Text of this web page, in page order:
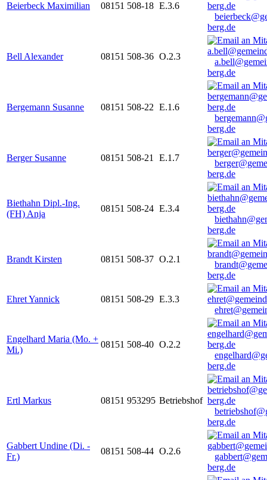
Beierbeck Maximilian 08151 508-18 E.3.6
berg.de
Bell Alexander 08151 508-36 O.2.3
berg.de
Bergemann Susanne 08151 508-22 E.1.6
berg.de
Berger Susanne 08151 508-21 E.1.7
berg.de
Biethahn Dipl.-Ing.
(FH) Anja
08151 508-24 E.3.4
berg.de
Brandt Kirsten 08151 508-37 O.2.1
berg.de
Ehret Yannick 08151 508-29 E.3.3
Engelhard Maria (Mo. +
Mi.)
08151 508-40 O.2.2
berg.de
Ertl Markus 08151 953295 Betriebshof
berg.de
Gabbert Undine (Di. -
Fr.)
08151 508-44 O.2.6
berg.de